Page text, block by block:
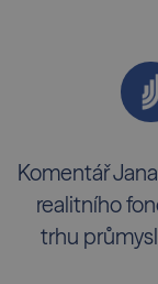
Komentář
realitního
trhu